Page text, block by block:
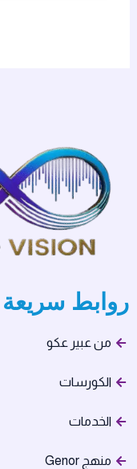
روابط سريعة
من عبير عكو
الكورسات
الخدمات
منهج Genor